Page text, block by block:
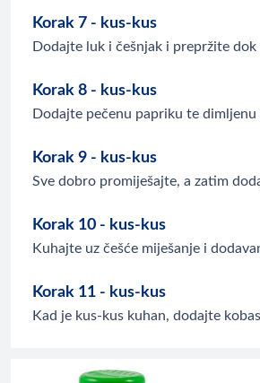
Korak 7 - kus-kus
Dodajte luk i češnjak i prepržite
Korak 8 - kus-kus
Dodajte pečenu papriku te
Korak 9 - kus-kus
Sve dobro promiješajte, a zatim
Korak 10 - kus-kus
Kuhajte uz češće miješanje i
Korak 11 - kus-kus
Kad je kus-kus kuhan, dodajte